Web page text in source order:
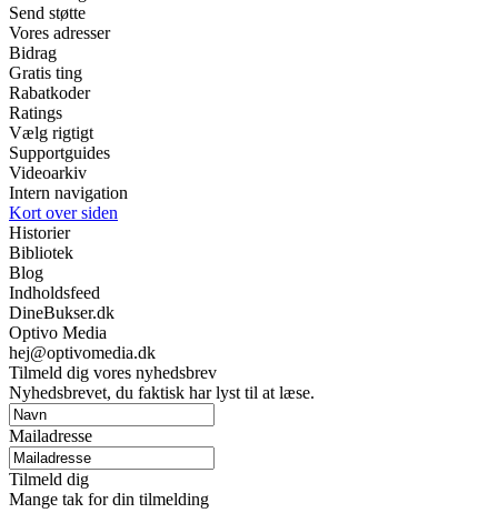
Send støtte
Vores adresser
Bidrag
Gratis ting
Rabatkoder
Ratings
Vælg rigtigt
Supportguides
Videoarkiv
Intern navigation
Kort over siden
Historier
Bibliotek
Blog
Indholdsfeed
DineBukser.dk
Optivo Media
hej@optivomedia.dk
Tilmeld dig vores nyhedsbrev
Nyhedsbrevet, du faktisk har lyst til at læse.
Mailadresse
Tilmeld dig
Mange tak for din tilmelding